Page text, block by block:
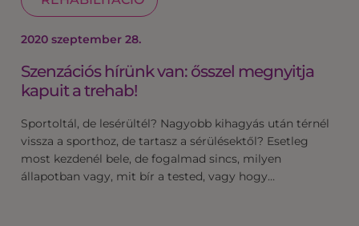
2020 szeptember 28.
Szenzációs hírünk van: ősszel megnyitja
kapuit a trehab!
Sportoltál, de lesérültél? Nagyobb kihagyás után térnél
vissza a sporthoz, de tartasz a sérülésektől? Esetleg
most kezdenél bele, de fogalmad sincs, milyen
állapotban vagy, mit bír a tested, vagy hogy…